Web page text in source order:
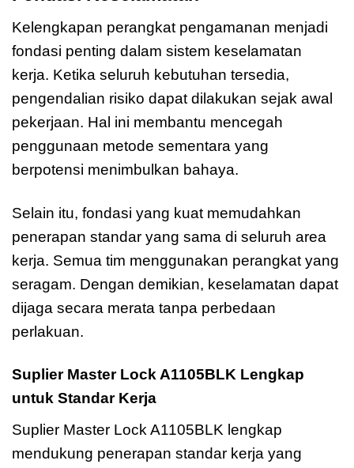
Kelengkapan perangkat pengamanan menjadi
fondasi penting dalam sistem keselamatan
kerja. Ketika seluruh kebutuhan tersedia,
pengendalian risiko dapat dilakukan sejak awal
pekerjaan. Hal ini membantu mencegah
penggunaan metode sementara yang
berpotensi menimbulkan bahaya.
Selain itu, fondasi yang kuat memudahkan
penerapan standar yang sama di seluruh area
kerja. Semua tim menggunakan perangkat yang
seragam. Dengan demikian, keselamatan dapat
dijaga secara merata tanpa perbedaan
perlakuan.
Suplier Master Lock A1105BLK Lengkap
untuk Standar Kerja
Suplier Master Lock A1105BLK lengkap
mendukung penerapan standar kerja yang